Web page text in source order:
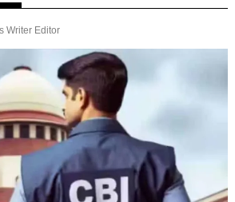
Writer Editor